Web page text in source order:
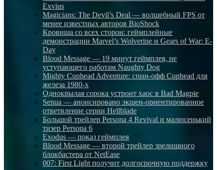
Exvius
Magicians: The Devil’s Deal — волшебный FPS от
менее известных авторов BioShock
Кровища со всех сторон: геймплейные
демонстрации Marvel’s Wolverine и Gears of War: E-
Day
Blood Message — 19 минут геймплея, не
уступающего работам Naughty Dog
Mighty Cuphead Adventure: спин-офф Cuphead для
железа 1980-х
Однокрылая сорока устроит хаос в Bad Magpie
Senua — анонсировано экшен-ориентированное
ответвление серии Hellblade
Большой трейлер Persona 4 Revival и малюсенький
тизер Persona 6
Exodus — показ геймплея
Blood Message — второй трейлер зрелищного
блокбастера от NetEase
007: First Light получит долгосрочную поддержку